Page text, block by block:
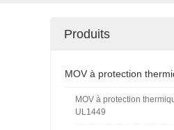
Produits
MOV à protection
MOV à protection
UL1449